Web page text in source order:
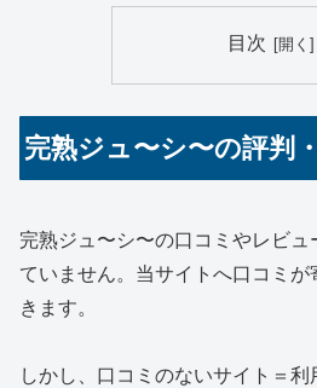
目次
完熟ジュ〜シ〜の評判
完熟ジュ〜シ〜の口コミやレビュ
ていません。当サイトへ口コミ
きます。
しかし、口コミのないサイト＝